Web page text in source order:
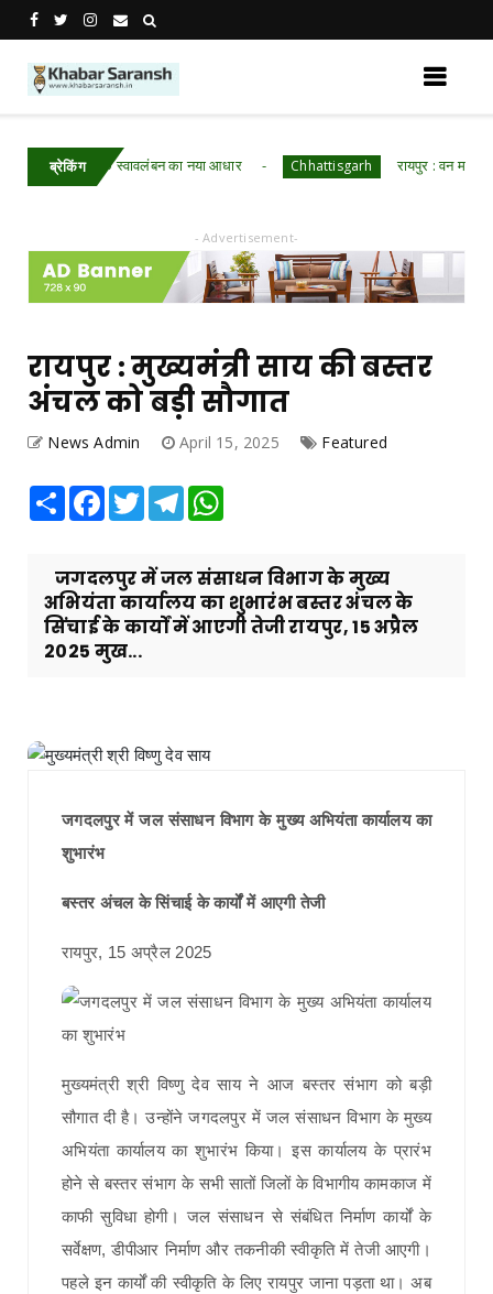
ब्रेकिंग
बनी आर्थिक स्वावलंबन का नया आधार Chhattisgarh रायपुर : वन महोत्सव में
- Advertisement-
रायपुर : मुख्यमंत्री साय की बस्तर
अंचल को बड़ी सौगात
News Admin April 15, 2025 Featured
Share Facebook
TwitterTelegram
जगदलपुर में जल संसाधन विभाग के मुख्य
अभियंता कार्यालय का शुभारंभ बस्तर अंचल के
सिंचाई के कार्यों में आएगी तेजी रायपुर, 15 अप्रैल
2025 मुख...
जगदलपुर में जल संसाधन विभाग के मुख्य अभियंता कार्यालय का
शुभारंभ
बस्तर अंचल के सिंचाई के कार्यों में आएगी तेजी
रायपुर, 15 अप्रैल 2025
मुख्यमंत्री श्री विष्णु देव साय ने आज बस्तर संभाग को बड़ी
सौगात दी है। उन्होंने जगदलपुर में जल संसाधन विभाग के मुख्य
अभियंता कार्यालय का शुभारंभ किया। इस कार्यालय के प्रारंभ
होने से बस्तर संभाग के सभी सातों जिलों के विभागीय कामकाज में
काफी सुविधा होगी। जल संसाधन से संबंधित निर्माण कार्यों के
सर्वेक्षण, डीपीआर निर्माण और तकनीकी स्वीकृति में तेजी आएगी।
पहले इन कार्यों की स्वीकृति के लिए रायपुर जाना पड़ता था। अब